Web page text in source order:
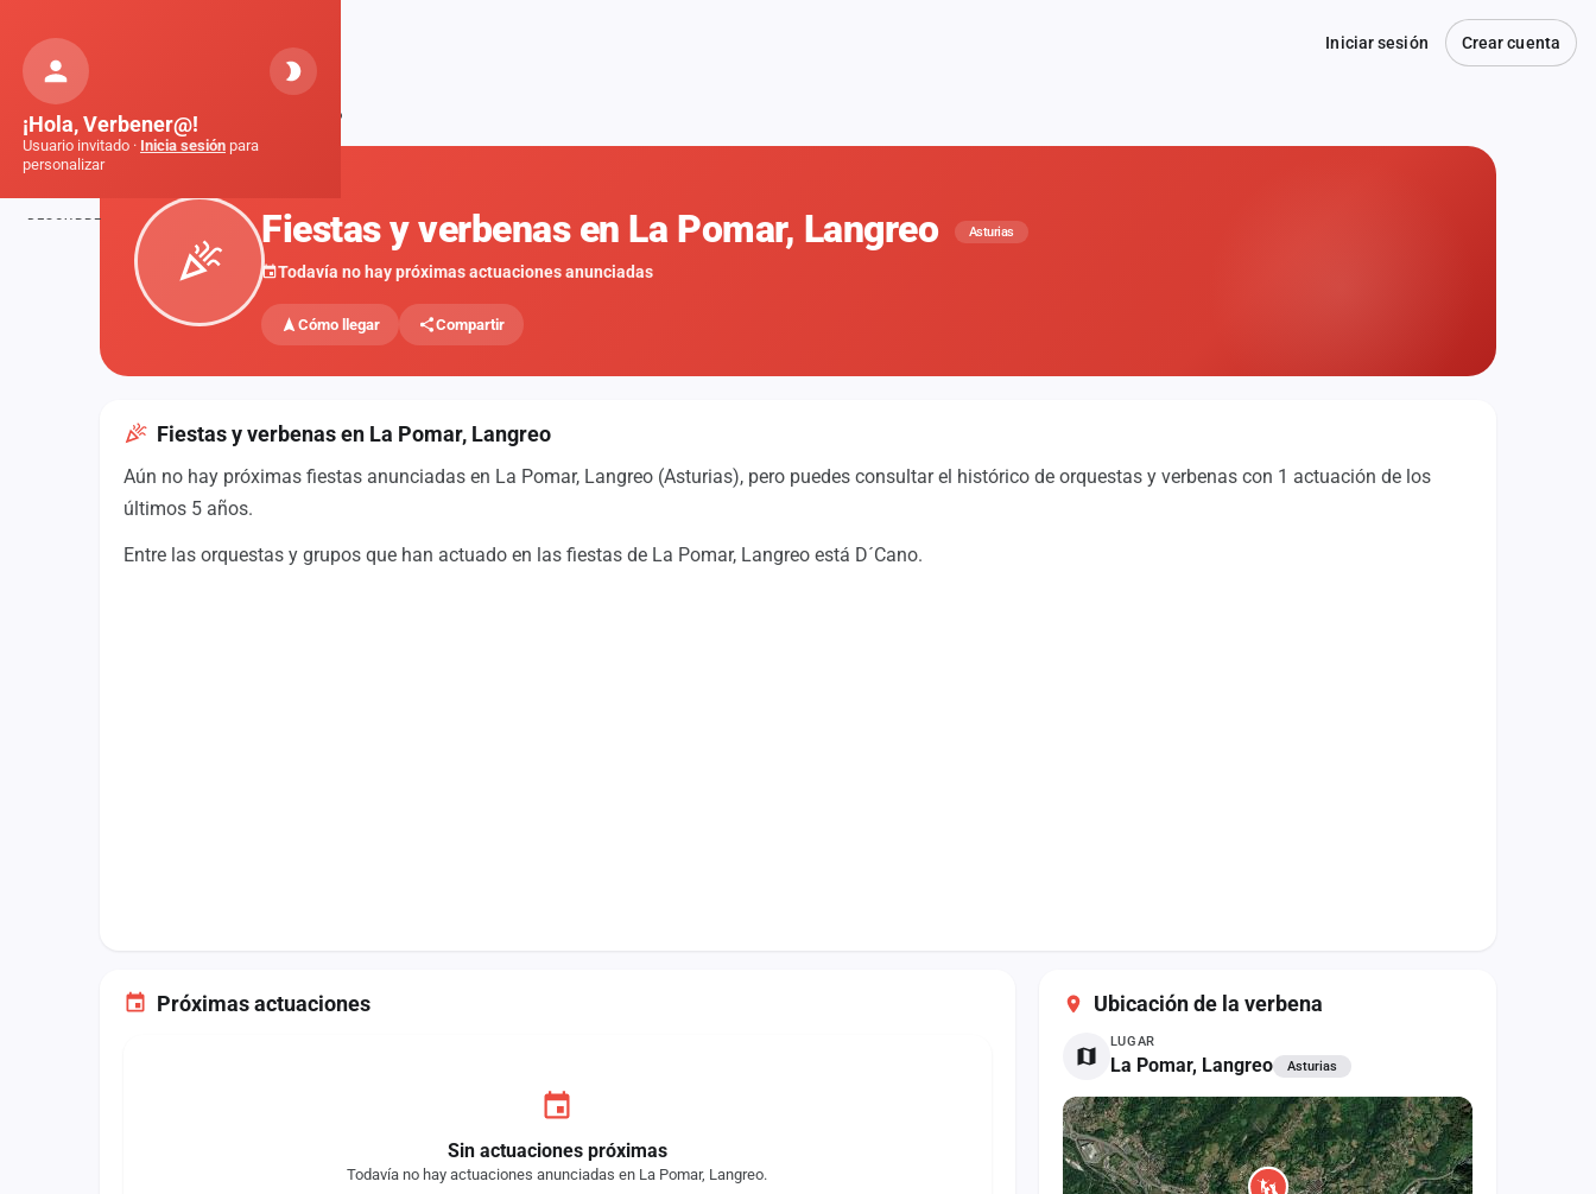
Iniciar sesión Crear cuenta
Inicio Fiestas La Pomar, Langreo
Fiestas y verbenas en La Pomar, Langreo Asturias
Todavía no hay próximas actuaciones anunciadas
Cómo llegar Compartir
Fiestas y verbenas en La Pomar, Langreo
Aún no hay próximas fiestas anunciadas en La Pomar, Langreo (Asturias), pero puedes consultar el histórico de orquestas y verbenas con 1 actuación de los
últimos 5 años.
Entre las orquestas y grupos que han actuado en las fiestas de La Pomar, Langreo está D´Cano.
Próximas actuaciones
Sin actuaciones próximas
Todavía no hay actuaciones anunciadas en La Pomar, Langreo.
Ubicación de la verbena
LUGAR
La Pomar, Langreo Asturias
¡Hola, Verbener@!
Usuario invitado · Inicia sesión para
personalizar
DESCUBRE
Formaciones
Componentes